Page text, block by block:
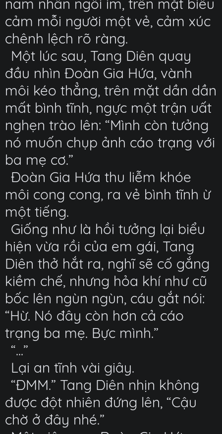
nam nhân ngồi im, trên mặt biểu
cảm mỗi người một vẻ, cảm xúc
chênh lệch rõ ràng.
Một lúc sau, Tang Diên quay
đầu nhìn Đoàn Gia Hứa, vành
môi kéo thẳng, trên mặt dần dần
mất bình tĩnh, ngực một trận uất
nghẹn trào lên: “Mình còn tưởng
nó muốn chụp ảnh cáo trạng với
ba mẹ cơ.”
Đoàn Gia Hứa thu liễm khóe
môi cong cong, ra vẻ bình tĩnh ừ
một tiếng.
Giống như là hồi tưởng lại biểu
hiện vừa rồi của em gái, Tang
Diên thở hắt ra, nghĩ sẽ cố gắng
kiềm chế, nhưng hỏa khí như cũ
bốc lên ngùn ngùn, cáu gắt nói:
“Hừ. Nó đây còn hơn cả cáo
trạng ba mẹ. Bực mình.”
“...”
Lại an tĩnh vài giây.
“ĐMM.” Tang Diên nhịn không
được đột nhiên đứng lên, “Cậu
chờ ở đây nhé.”